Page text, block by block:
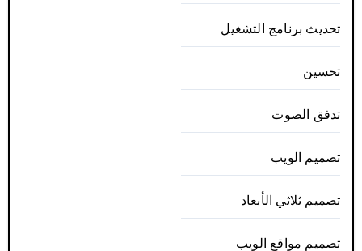
تحديث برنامج التشغيل
تحسين
تدفق الصوت
تصميم الويب
تصميم ثلاثي الأبعاد
تصميم مواقع الويب